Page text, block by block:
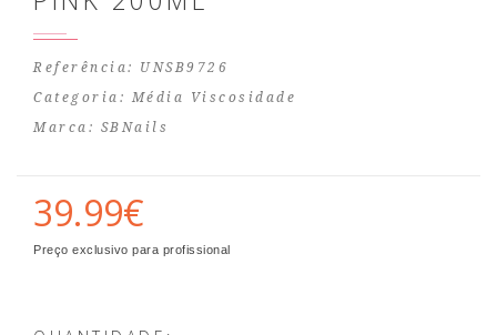
Referência: UNSB9726
Categoria: Média Viscosidade
Marca: SBNails
39.99€
Preço exclusivo para profissional